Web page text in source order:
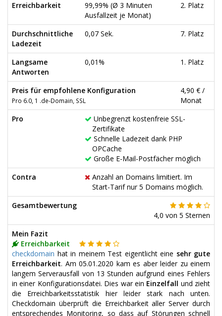
Erreichbarkeit
99,99% (Ø 3 Minuten
Ausfallzeit je Monat)
2. Platz
Durchschnittliche
Ladezeit
0,07 Sek. 7. Platz
Langsame
Antworten
0,01% 1. Platz
Preis für empfohlene Konfiguration
Pro 6.0, 1 .de-Domain, SSL
4,90 € /
Monat
Pro
Unbegrenzt kostenfreie SSL-
Zertifikate
Schnelle Ladezeit dank PHP
OPCache
Große E-Mail-Postfächer möglich
Contra
Anzahl an Domains limitiert. Im
Start-Tarif nur 5 Domains möglich.
Gesamtbewertung
4,0 von 5 Sternen
Mein Fazit
Erreichbarkeit
checkdomain hat in meinem Test eigentlicht eine sehr gute
Erreichbarkeit. Am 05.01.2020 kam es aber leider zu einem
langem Serverausfall von 13 Stunden aufgrund eines Fehlers
in einer Konfigurationsdatei. Dies war ein Einzelfall und zieht
die Erreichbarkeitsstatistik hier leider stark nach unten.
Checkdomain überprüft die Erreichbarkeit aller Server durch
entsprechendes Monitoring, so dass auf Störungen schnell